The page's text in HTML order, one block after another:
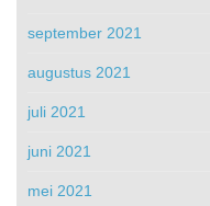
september 2021
augustus 2021
juli 2021
juni 2021
mei 2021